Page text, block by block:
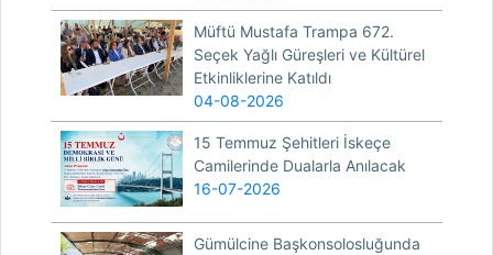
Müftü Mustafa Trampa 672.
Seçek Yağlı Güreşleri ve Kültürel
Etkinliklerine Katıldı
04-08-2026
15 Temmuz Şehitleri İskeçe
Camilerinde Dualarla Anılacak
16-07-2026
Gümülcine Başkonsolosluğunda